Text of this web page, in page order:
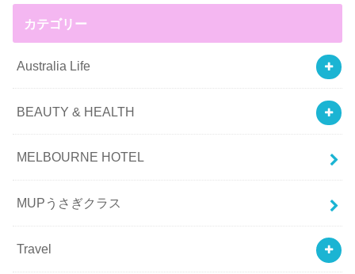
カテゴリー
Australia Life
BEAUTY & HEALTH
MELBOURNE HOTEL
MUPうさぎクラス
Travel